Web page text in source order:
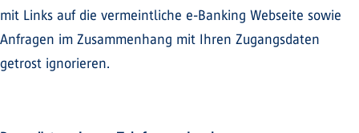
mit Links auf die vermeintliche e-Banking Webseite sowie
Anfragen im Zusammenhang mit Ihren Zugangsdaten
getrost ignorieren.